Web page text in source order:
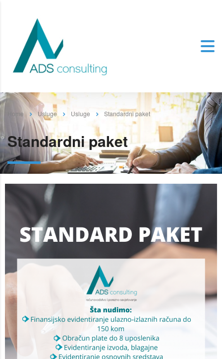
Home Usluge Usluge Standardni paket
Standardni paket